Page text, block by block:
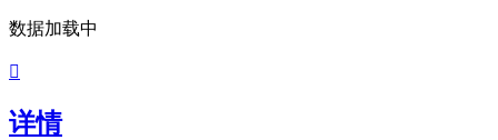
数据加载中

详情